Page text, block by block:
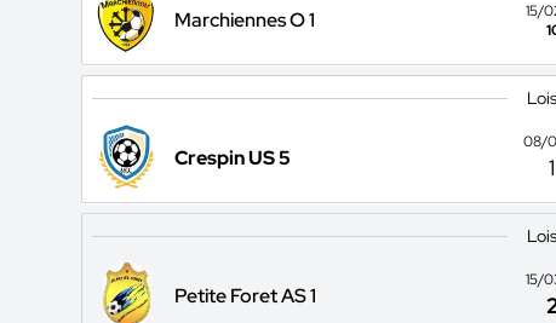
Marchiennes O 1
15/
Crespin US 5
08/
1
Petite Foret AS 1
15/